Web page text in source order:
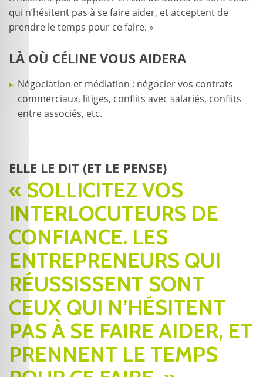
qui n’hésitent pas à se faire aider, et acceptent de
prendre le temps pour ce faire. »
LÀ OÙ CÉLINE VOUS AIDERA
Négociation et médiation : négocier vos contrats
commerciaux, litiges, conflits avec salariés, conflits
entre associés, etc.
ELLE LE DIT (ET LE PENSE)
« SOLLICITEZ VOS
INTERLOCUTEURS DE
CONFIANCE. LES
ENTREPRENEURS QUI
RÉUSSISSENT SONT
CEUX QUI N’HÉSITENT
PAS À SE FAIRE AIDER, ET
PRENNENT LE TEMPS